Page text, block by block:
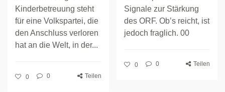
Kinderbetreuung steht
für eine Volkspartei, die
den Anschluss verloren
hat an die Welt, in der...
0 0 Teilen
Signale zur Stärkung
des ORF. Ob’s reicht, ist
jedoch fraglich. 00
0 0 Teilen